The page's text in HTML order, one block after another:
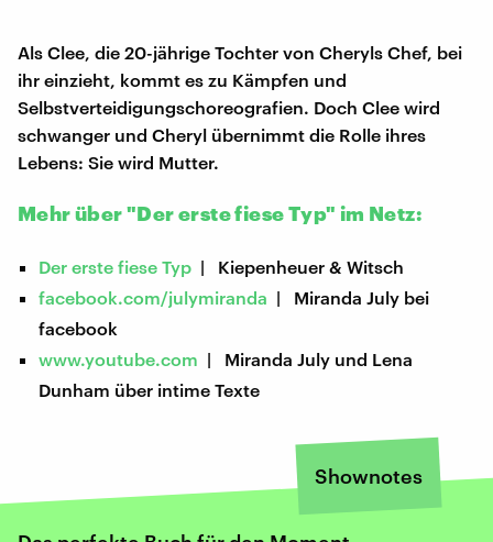
Als Clee, die 20-jährige Tochter von Cheryls Chef, bei
ihr einzieht, kommt es zu Kämpfen und
Selbstverteidigungschoreografien. Doch Clee wird
schwanger und Cheryl übernimmt die Rolle ihres
Lebens: Sie wird Mutter.
Mehr über "Der erste fiese Typ" im Netz:
Der erste fiese Typ | Kiepenheuer & Witsch
facebook.com/julymiranda | Miranda July bei
facebook
www.youtube.com | Miranda July und Lena
Dunham über intime Texte
Shownotes